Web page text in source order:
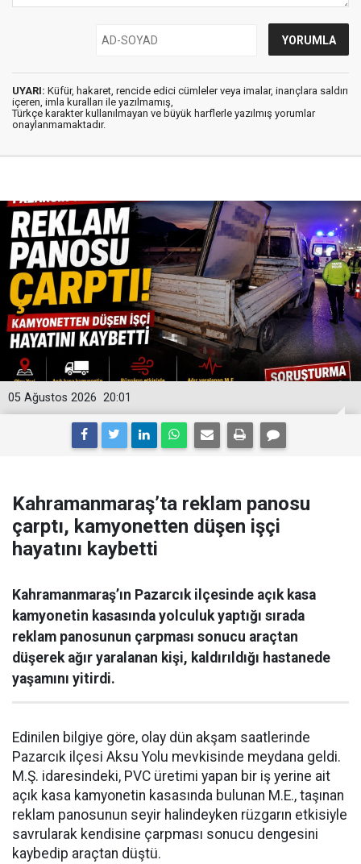
UYARI: Küfür, hakaret, rencide edici cümleler veya imalar, inançlara saldırı
içeren, imla kuralları ile yazılmamış,
Türkçe karakter kullanılmayan ve büyük harflerle yazılmış yorumlar
onaylanmamaktadır.
20:01
05 Ağustos 2026
Kahramanmaraş’ta reklam panosu
çarptı, kamyonetten düşen işçi
hayatını kaybetti
Kahramanmaraş’ın Pazarcık ilçesinde açık kasa
kamyonetin kasasında yolculuk yaptığı sırada
reklam panosunun çarpması sonucu araçtan
düşerek ağır yaralanan kişi, kaldırıldığı hastanede
yaşamını yitirdi.
Edinilen bilgiye göre, olay dün akşam saatlerinde
Pazarcık ilçesi Aksu Yolu mevkisinde meydana geldi.
M.Ş. idaresindeki, PVC üretimi yapan bir iş yerine ait
açık kasa kamyonetin kasasında bulunan M.E., taşınan
reklam panosunun seyir halindeyken rüzgarın etkisiyle
savrularak kendisine çarpması sonucu dengesini
kaybedip araçtan düştü.